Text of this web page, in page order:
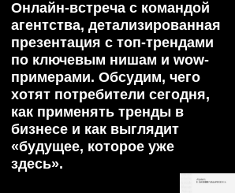
[4]
[3]
[2]
[1]
Инфлюенсер или креатор, которому
нужны новые источники вдохновения
Фрилансер в креативной среде,
которому важно сверить часы с
мировой повесткой
Сотрудник инхаус, которому нужен
глоток креативного воздуха и
roadmap по трендам
Активный предприниматель и
«движок» собственного бизнеса,
которому важно быть в контексте